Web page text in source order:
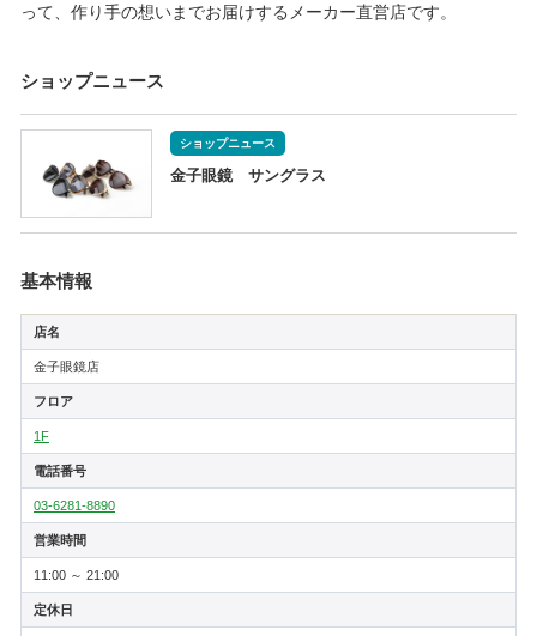
って、作り手の想いまでお届けするメーカー直営店です。
ショップニュース
ショップニュース
金子眼鏡 サングラス
基本情報
店名
金子眼鏡店
フロア
1F
電話番号
03-6281-8890
営業時間
11:00 ～ 21:00
定休日